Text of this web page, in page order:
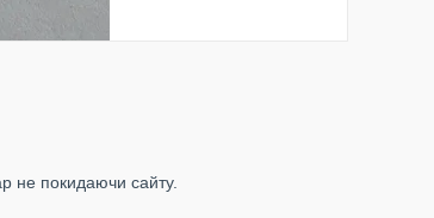
не покидаючи сайту.